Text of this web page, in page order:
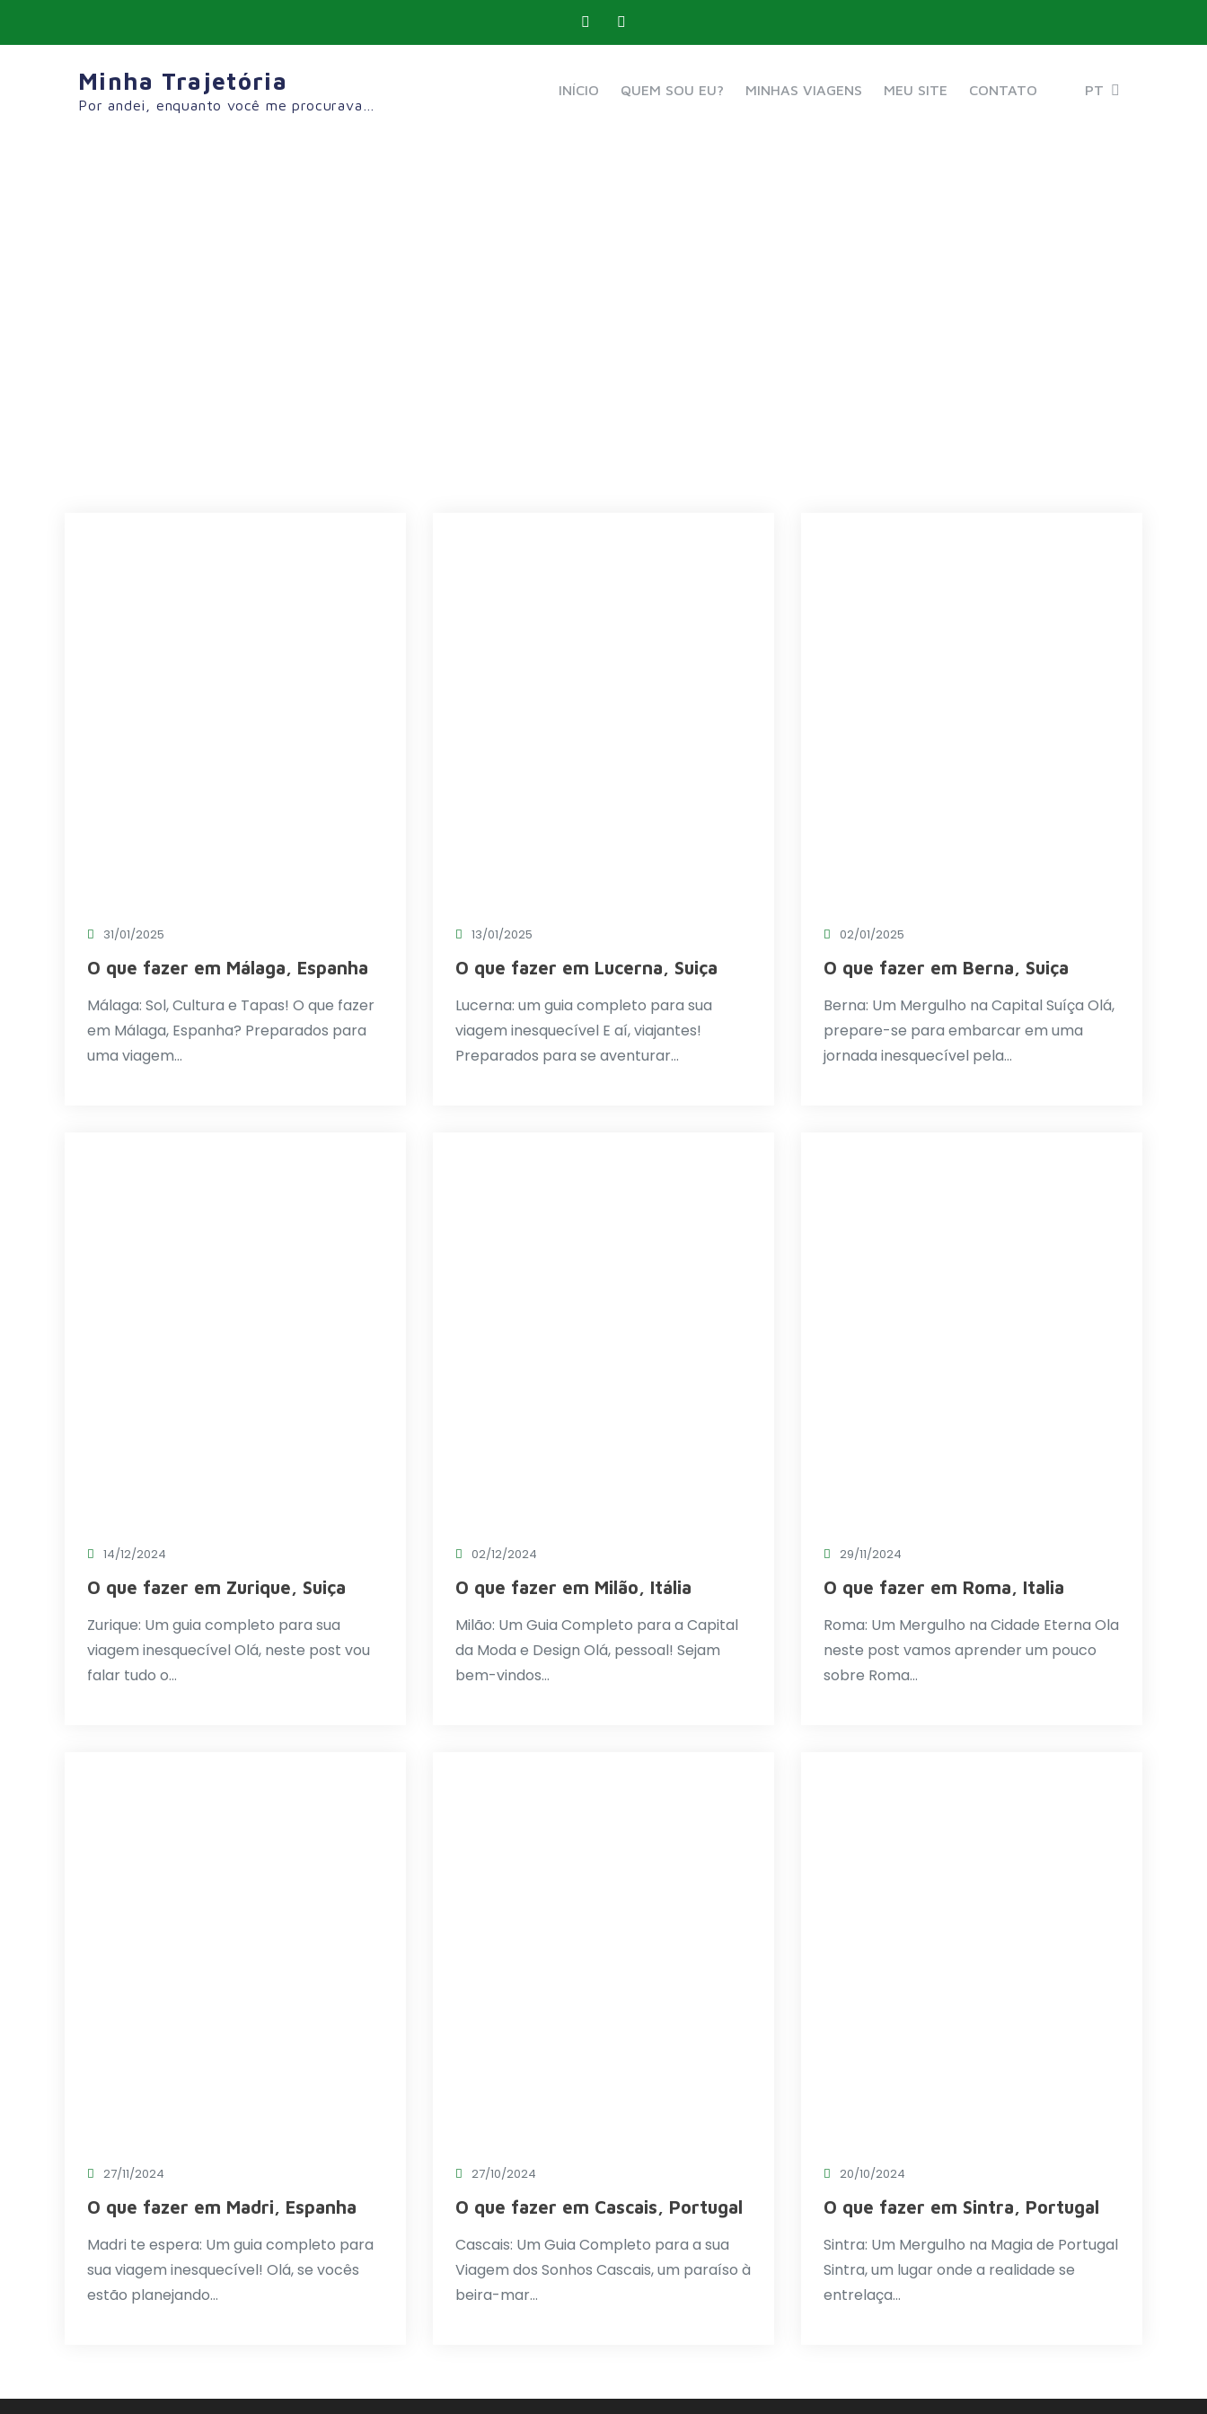
Minha Trajetória
Por andei, enquanto você me procurava…
INÍCIO QUEM SOU EU? MINHAS VIAGENS MEU SITE CONTATO PT
31/01/2025
O que fazer em Málaga, Espanha
Málaga: Sol, Cultura e Tapas! O que fazer
em Málaga, Espanha? Preparados para
uma viagem…
13/01/2025
O que fazer em Lucerna, Suiça
Lucerna: um guia completo para sua
viagem inesquecível E aí, viajantes!
Preparados para se aventurar…
02/01/2025
O que fazer em Berna, Suiça
Berna: Um Mergulho na Capital Suíça Olá,
prepare-se para embarcar em uma
jornada inesquecível pela…
14/12/2024
O que fazer em Zurique, Suiça
Zurique: Um guia completo para sua
viagem inesquecível Olá, neste post vou
falar tudo o…
02/12/2024
O que fazer em Milão, Itália
Milão: Um Guia Completo para a Capital
da Moda e Design Olá, pessoal! Sejam
bem-vindos…
29/11/2024
O que fazer em Roma, Italia
Roma: Um Mergulho na Cidade Eterna Ola
neste post vamos aprender um pouco
sobre Roma…
27/11/2024
O que fazer em Madri, Espanha
Madri te espera: Um guia completo para
sua viagem inesquecível! Olá, se vocês
estão planejando…
27/10/2024
O que fazer em Cascais, Portugal
Cascais: Um Guia Completo para a sua
Viagem dos Sonhos Cascais, um paraíso à
beira-mar…
20/10/2024
O que fazer em Sintra, Portugal
Sintra: Um Mergulho na Magia de Portugal
Sintra, um lugar onde a realidade se
entrelaça…